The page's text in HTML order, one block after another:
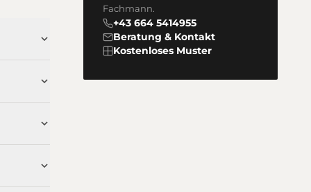
Fachmann.
+43 664 5414955
Beratung & Kontakt
Kostenloses Muster